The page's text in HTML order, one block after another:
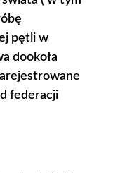
pętli w
dookoła
federacji